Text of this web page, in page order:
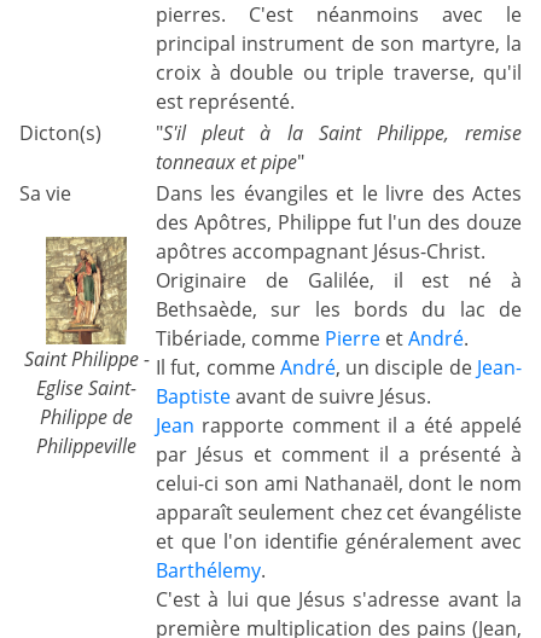
pierres. C'est néanmoins avec le
principal instrument de son martyre, la
croix à double ou triple traverse, qu'il
est représenté.
Dicton(s)
"S'il pleut à la Saint Philippe, remise
tonneaux et pipe"
Sa vie
Saint Philippe -
Eglise Saint-
Philippe de
Philippeville
Dans les évangiles et le livre des Actes
des Apôtres, Philippe fut l'un des douze
apôtres accompagnant Jésus-Christ.
Originaire de Galilée, il est né à
Bethsaède, sur les bords du lac de
Tibériade, comme Pierre etAndré.
Il fut, commeAndré, un disciple de Jean-
Baptisteavant de suivre Jésus.
Jean rapporte comment il a été appelé
par Jésus et comment il a présenté à
celui-ci son ami Nathanaël, dont le nom
apparaît seulement chez cet évangéliste
et que l'on identifie généralement avec
Barthélemy.
C'est à lui que Jésus s'adresse avant la
première multiplication des pains (Jean,